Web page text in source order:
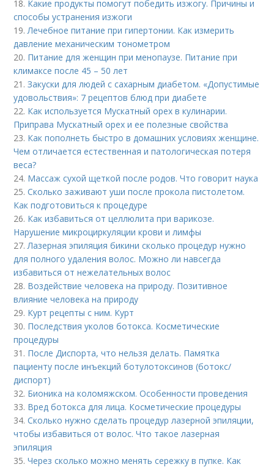
18. Какие продукты помогут победить изжогу. Причины и
способы устранения изжоги
19.Лечебное питание при гипертонии. Как измерить
давление механическим тонометром
20. Питание для женщин при менопаузе. Питание при
климаксе после 45 – 50 лет
21.Закуски для людей с сахарным диабетом. «Допустимые
удовольствия»: 7 рецептов блюд при диабете
22. Как используется Мускатный орех в кулинарии.
Приправа Мускатный орех и ее полезные свойства
23. Как пополнеть быстро в домашних условиях женщине.
Чем отличается естественная и патологическая потеря
веса?
24. Массаж сухой щеткой после родов. Что говорит наука
25.Сколько заживают уши после прокола пистолетом.
Как подготовиться к процедуре
26. Как избавиться от целлюлита при варикозе.
Нарушение микроциркуляции крови и лимфы
27.Лазерная эпиляция бикини сколько процедур нужно
для полного удаления волос. Можно ли навсегда
избавиться от нежелательных волос
28. Воздействие человека на природу. Позитивное
влияние человека на природу
29. Курт рецепты с ним. Курт
30. Последствия уколов ботокса. Косметические
процедуры
31. После Диспорта, что нельзя делать. Памятка
пациенту после инъекций ботулотоксинов (ботокс/
диспорт)
32. Бионика на коломяжском. Особенности проведения
33. Вред ботокса для лица. Косметические процедуры
34.Сколько нужно сделать процедур лазерной эпиляции,
чтобы избавиться от волос. Что такое лазерная
эпиляция
35.Через сколько можно менять сережку в пупке. Как